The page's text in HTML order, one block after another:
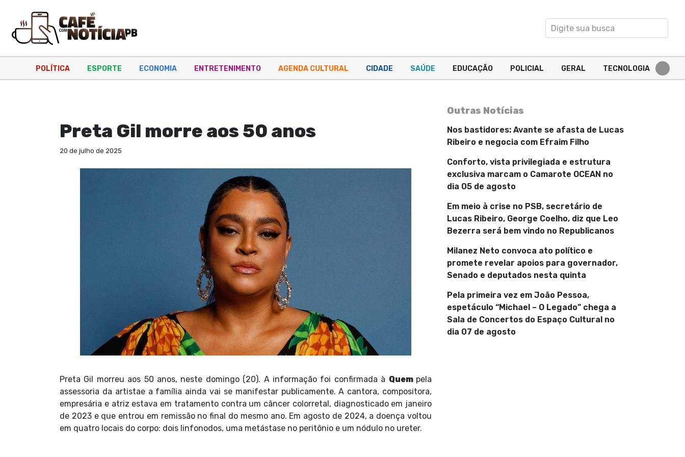
POLÍTICA ESPORTE ECONOMIA ENTRETENIMENTO AGENDA CULTURAL CIDADE SAÚDE EDUCAÇÃO POLICIAL GERAL TECNOLOGIA
Preta Gil morre aos 50 anos
20 de julho de 2025
Preta Gil morreu aos 50 anos, neste domingo (20). A informação foi confirmada à Quem pela
assessoria da artistae a família ainda vai se manifestar publicamente. A cantora, compositora,
empresária e atriz estava em tratamento contra um câncer colorretal, diagnosticado em janeiro
de 2023e que entrou em remissão no final do mesmo ano. Em agosto de 2024, a doença voltou
em quatro locais do corpo: dois linfonodos, uma metástase no peritônio e um nódulo no ureter.
Outras Notícias
Nos bastidores: Avante se afasta de Lucas
Ribeiro e negocia com Efraim Filho
Conforto, vista privilegiada e estrutura
exclusiva marcam o Camarote OCEAN no
dia 05 de agosto
Em meio à crise no PSB, secretário de
Lucas Ribeiro, George Coelho, diz que Leo
Bezerra será bem vindo no Republicanos
Milanez Neto convoca ato político e
promete revelar apoios para governador,
Senado e deputados nesta quinta
Pela primeira vez em João Pessoa,
espetáculo “Michael – O Legado” chega a
Sala de Concertos do Espaço Cultural no
dia 07 de agosto